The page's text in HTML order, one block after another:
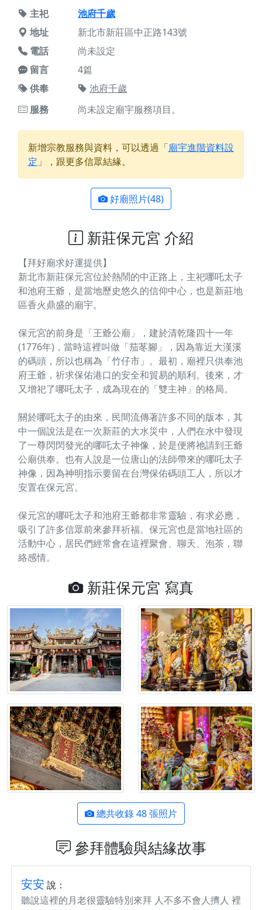
主祀
池府千歲
地址
新北市新莊區中正路143號
電話
尚未設定
留言
4篇
供奉
池府千歲
服務
尚未設定廟宇服務項目。
新增宗教服務與資料，可以透過「廟宇進階資料設
定 」，跟更多信眾結緣。
好廟照片(48)
新莊保元宮 介紹
【拜好廟求好運提供】
新北市新莊保元宮位於熱鬧的中正路上，主祀哪吒太子
和池府王爺，是當地歷史悠久的信仰中心，也是新莊地
區香火鼎盛的廟宇。
保元宮的前身是「王爺公廟」，建於清乾隆四十一年
(1776年)，當時這裡叫做「茄苳腳」，因為靠近大漢溪
的碼頭，所以也稱為「竹仔市」。最初，廟裡只供奉池
府王爺，祈求保佑港口的安全和貿易的順利。後來，才
又增祀了哪吒太子，成為現在的「雙主神」的格局。
關於哪吒太子的由來，民間流傳著許多不同的版本，其
中一個說法是在一次新莊的大水災中，人們在水中發現
了一尊閃閃發光的哪吒太子神像，於是便將祂請到王爺
公廟供奉。也有人說是一位唐山的法師帶來的哪吒太子
神像，因為神明指示要留在台灣保佑碼頭工人，所以才
安置在保元宮。
保元宮的哪吒太子和池府王爺都非常靈驗，有求必應，
吸引了許多信眾前來參拜祈福。保元宮也是當地社區的
活動中心，居民們經常會在這裡聚會、聊天、泡茶，聯
絡感情。
新莊保元宮 寫真
總共收錄 48 張照片
參拜體驗與結緣故事
安安 說：
聽說這裡的月老很靈驗特別來拜 人不多不會人擠人 裡